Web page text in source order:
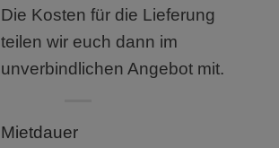
Die Kosten für die Lieferung
teilen wir euch dann im
unverbindlichen Angebot mit.
Mietdauer